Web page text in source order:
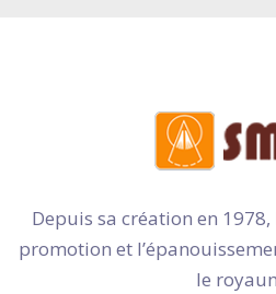
Depuis sa création en
promotion et
le